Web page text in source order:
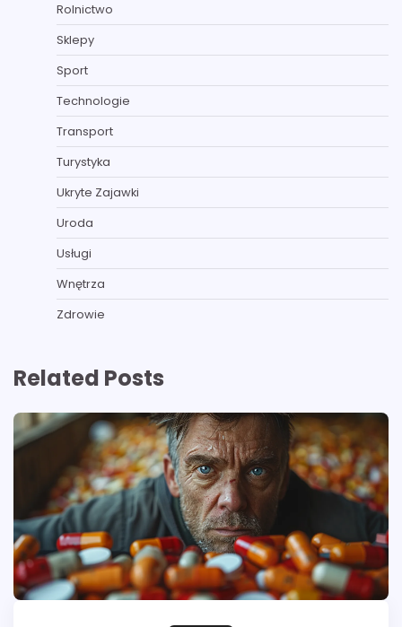
Rolnictwo
Sklepy
Sport
Technologie
Transport
Turystyka
Ukryte Zajawki
Uroda
Usługi
Wnętrza
Zdrowie
Related Posts